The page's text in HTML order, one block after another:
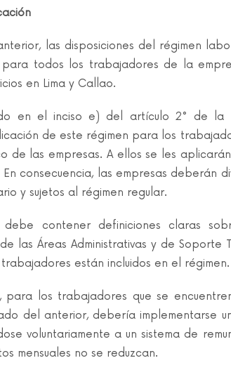
las disposiciones del régimen
todos los trabajadores de la
en Lima y Callao.
en el inciso e) del artículo 2° de la
de este régimen para los
de las empresas. A ellos se les
consecuencia, las empresas deberán
y sujetos al régimen regular.
debe contener definiciones claras
las Áreas Administrativas y de
trabajadores están incluidos en el régimen.
para los trabajadores que se
del anterior, debería implementarse
voluntariamente a un sistema de
mensuales no se reduzcan.